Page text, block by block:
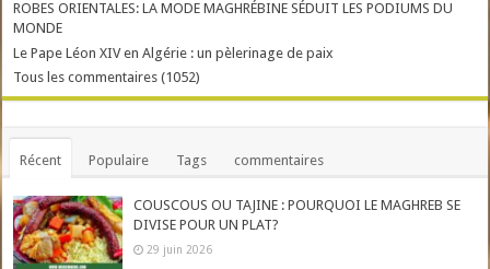
ROBES ORIENTALES: LA MODE MAGHRÉBINE SÉDUIT LES PODIUMS DU
MONDE
Le Pape Léon XIV en Algérie : un pèlerinage de paix
Tous les commentaires (1052)
Récent Populaire Tags commentaires
COUSCOUS OU TAJINE : POURQUOI LE MAGHREB SE
DIVISE POUR UN PLAT?
29 juin 2026